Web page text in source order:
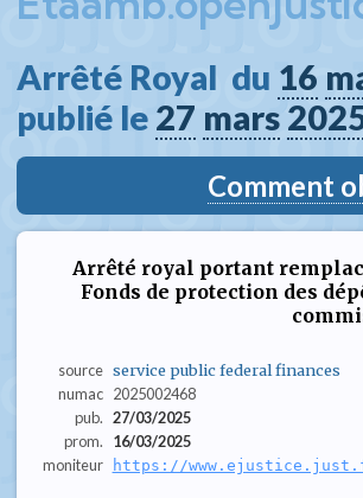
Arrêté Royal  du 16
publié le 27 mars
Comment
Arrêté royal portant
Fonds de protection des
source service public federal finances
numac 2025002468
pub. 27/03/2025
prom.
16/03/2025
moniteur
https://